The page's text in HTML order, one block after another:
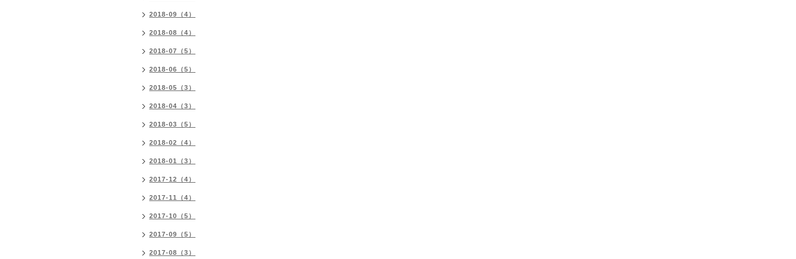
2018-09（4）
2018-08（4）
2018-07（5）
2018-06（5）
2018-05（3）
2018-04（3）
2018-03（5）
2018-02（4）
2018-01（3）
2017-12（4）
2017-11（4）
2017-10（5）
2017-09（5）
2017-08（3）